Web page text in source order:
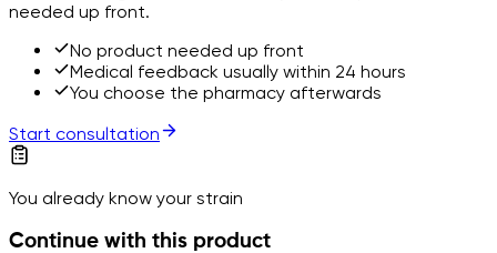
needed up front.
No product needed up front
Medical feedback usually within 24 hours
You choose the pharmacy afterwards
Start consultation
You already know your strain
Continue with this product